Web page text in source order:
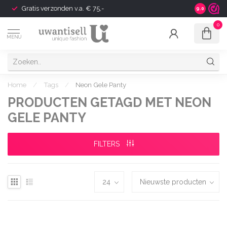
Gratis verzonden v.a. € 75,- Shipping
9.0
MENU
0
Home / Tags / Neon Gele Panty
PRODUCTEN GETAGD MET NEON
GELE PANTY
FILTERS